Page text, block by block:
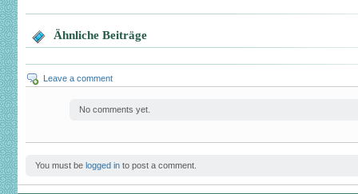
Ähnliche Beiträge
Leave a comment
No comments yet.
You must be logged in to post a comment.